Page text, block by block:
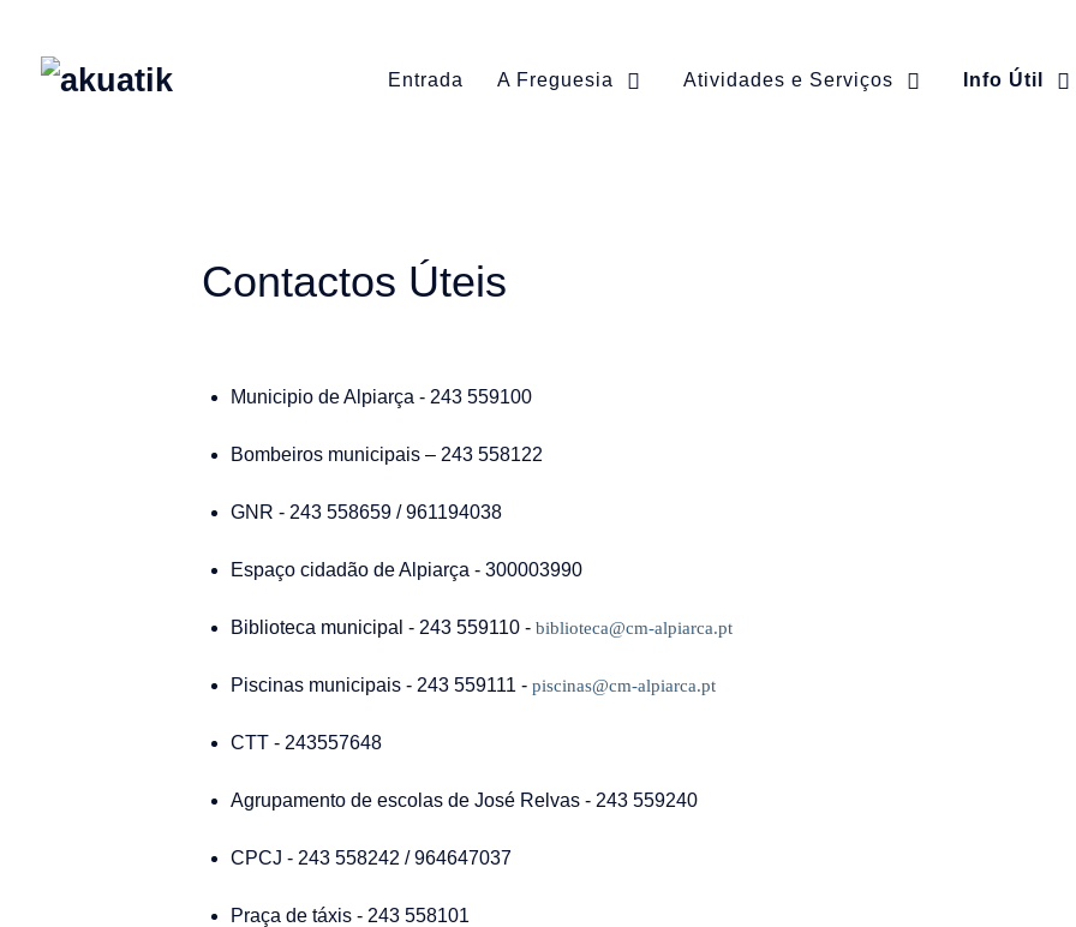
Entrada A Freguesia Atividades e Serviços Info Útil
Contactos Úteis
Municipio de Alpiarça - 243 559100
Bombeiros municipais – 243 558122
GNR - 243 558659 / 961194038
Espaço cidadão de Alpiarça - 300003990
Biblioteca municipal - 243 559110 -biblioteca@cm-alpiarca.pt
Piscinas municipais - 243 559111 -piscinas@cm-alpiarca.pt
CTT - 243557648
Agrupamento de escolas de José Relvas - 243 559240
CPCJ - 243 558242 / 964647037
Praça de táxis - 243 558101